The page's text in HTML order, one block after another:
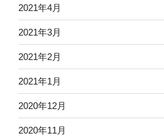
2021年4月
2021年3月
2021年2月
2021年1月
2020年12月
2020年11月